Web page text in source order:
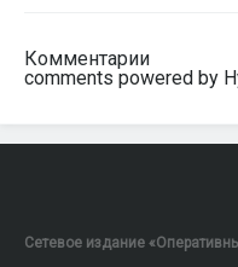
Комментарии
comments powered by
Сетевое издание